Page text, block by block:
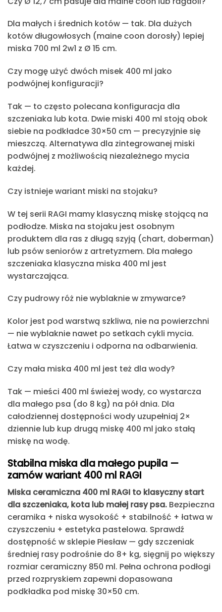
Dla małych i średnich kotów — tak. Dla dużych
kotów długowłosych (maine coon dorosły) lepiej
miska 700 ml 2w1 z Ø 15 cm.
Czy mogę użyć dwóch misek 400 ml jako
podwójnej konfiguracji?
Tak — to często polecana konfiguracja dla
szczeniaka lub kota. Dwie miski 400 ml stoją obok
siebie na podkładce 30×50 cm — precyzyjnie się
mieszczą. Alternatywa dla zintegrowanej miski
podwójnej z możliwością niezależnego mycia
każdej.
Czy istnieje wariant miski na stojaku?
W tej serii RAGI mamy klasyczną miskę stojącą na
podłodze. Miska na stojaku jest osobnym
produktem dla ras z długą szyją (chart, doberman)
lub psów seniorów z artretyzmem. Dla małego
szczeniaka klasyczna miska 400 ml jest
wystarczająca.
Czy pudrowy róż nie wyblaknie w zmywarce?
Kolor jest pod warstwą szkliwa, nie na powierzchni
— nie wyblaknie nawet po setkach cykli mycia.
Łatwa w czyszczeniu i odporna na odbarwienia.
Czy mała miska 400 ml jest też dla wody?
Tak — mieści 400 ml świeżej wody, co wystarcza
dla małego psa (do 8 kg) na pół dnia. Dla
całodziennej dostępności wody uzupełniaj 2×
dziennie lub kup drugą miskę 400 ml jako stałą
miskę na wodę.
Stabilna miska dla małego pupila —
zamów wariant 400 ml RAGI
Miska ceramiczna 400 ml RAGI to klasyczny start
dla szczeniaka, kota lub małej rasy psa. Bezpieczna
ceramika + niska wysokość + stabilność + łatwa w
czyszczeniu + estetyka pastelowa. Sprawdź
dostępność w sklepie Piesław — gdy szczeniak
średniej rasy podrośnie do 8+ kg, sięgnij po większy
rozmiar ceramiczny 850 ml. Pełna ochrona podłogi
przed rozpryskiem zapewni dopasowana
podkładka pod miskę 30×50 cm.